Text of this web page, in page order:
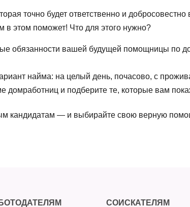
точно будет ответственно и
в этом поможет! Что для этого нужно?
обязанности вашей будущей помощницы по
найма: на целый день, почасово, с
домработниц и подберите те, которые вам
кандидатам — и выбирайте свою верную
СОИСКАТЕЛЯМ